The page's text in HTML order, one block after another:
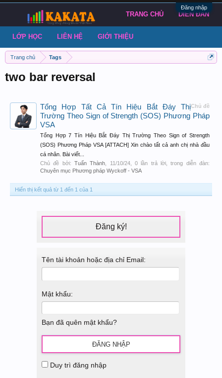
Đăng nhập
Trang chủ Tags
two bar reversal
Chủ đề
Tổng Hợp Tất Cả Tín Hiệu Bắt Đáy Thị
Trường Theo Sign of Strength (SOS) Phương Pháp
VSA
Tổng Hợp 7 Tín Hiệu Bắt Đáy Thị Trường Theo Sign of Strength
(SOS) Phương Pháp VSA [ATTACH] Xin chào tất cả anh chị nhà đầu
cá nhân. Bài viết...
Chủ đề bởi: Tuấn Thành 11/10/24, 0 lần trả lời, trong diễn đàn:
Chuyên mục Phương pháp Wyckoff - VSA
Hiển thị kết quả từ 1 đến 1 của 1
Đăng ký!
Tên tài khoản hoặc địa chỉ Email:
Mật khẩu:
Bạn đã quên mật khẩu?
Duy trì đăng nhập
TRANG CHỦ DIỄN ĐÀN
LỚP HỌC LIÊN HỆ GIỚI THIỆU